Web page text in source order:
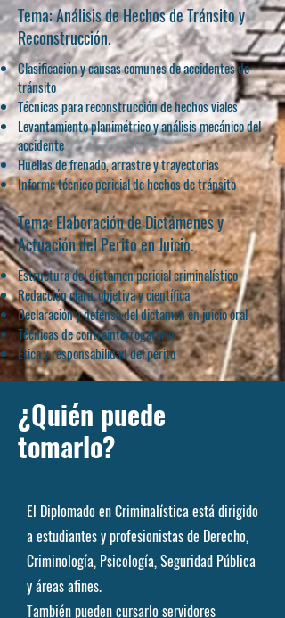
Tema: Análisis de Hechos de Tránsito y
Reconstrucción.
Clasificación y causas comunes de accidentes de
tránsito
Técnicas para reconstrucción de hechos viales
Levantamiento planimétrico y análisis mecánico del
accidente
Huellas de frenado, arrastre y trayectorias
Informe técnico pericial de hechos de tránsito
Tema: Elaboración de Dictámenes y
Actuación del Perito en Juicio.
Estructura del dictamen pericial criminalístico
Redacción clara, objetiva y científica
Declaración y defensa del dictamen en juicio oral
Técnicas de contrainterrogatorio
Ética y responsabilidad del perito
¿Quién puede
tomarlo?
El Diplomado en Criminalística está dirigido
a estudiantes y profesionistas de Derecho,
Criminología, Psicología, Seguridad Pública
y áreas afines.
También pueden cursarlo servidores